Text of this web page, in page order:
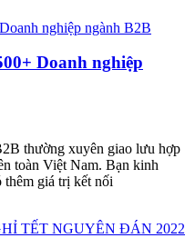
Doanh nghiệp
thường xuyên giao lưu hợp
toàn Việt Nam. Bạn kinh
thêm giá trị kết nối